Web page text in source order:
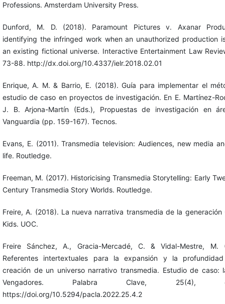
Professions. Amsterdam University Press.
Dunford, M. D. (2018). Paramount Pictures v. Axanar
identifying the infringed work when an unauthorized production
an existing fictional universe. Interactive Entertainment Law
73-88. http://dx.doi.org/10.4337/ielr.2018.02.01
Enrique, A. M. & Barrio, E. (2018). Guía para implementar el
estudio de caso en proyectos de investigación. En E. Martínez-
J. B. Arjona-Martín (Eds.), Propuestas de investigación en
Vanguardia (pp. 159-167). Tecnos.
Evans, E. (2011). Transmedia television: Audiences, new media
life. Routledge.
Freeman, M. (2017). Historicising Transmedia Storytelling: Early
Century Transmedia Story Worlds. Routledge.
Freire, A. (2018). La nueva narrativa transmedia de la generación
Kids. UOC.
Freire Sánchez, A., Gracia-Mercadé, C. & Vidal-Mestre, M.
Referentes intertextuales para la expansión y la
creación de un universo narrativo transmedia. Estudio de caso:
Vengadores. Palabra Clave, 25(4),
https://doi.org/10.5294/pacla.2022.25.4.2